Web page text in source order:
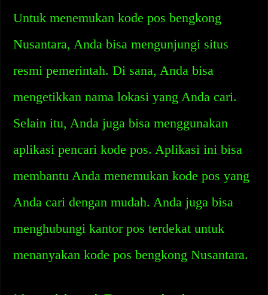
Untuk menemukan kode pos bengkong
Nusantara, Anda bisa mengunjungi situs
resmi pemerintah. Di sana, Anda bisa
mengetikkan nama lokasi yang Anda cari.
Selain itu, Anda juga bisa menggunakan
aplikasi pencari kode pos. Aplikasi ini bisa
membantu Anda menemukan kode pos yang
Anda cari dengan mudah. Anda juga bisa
menghubungi kantor pos terdekat untuk
menanyakan kode pos bengkong Nusantara.